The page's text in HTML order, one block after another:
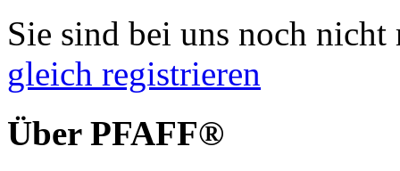
Sie sind bei uns noch
gleich registrieren
Über PFAFF®